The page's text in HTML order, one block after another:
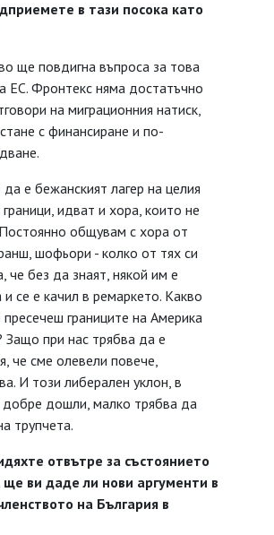
в тази посока като
ще повдигна въпроса за това
ЕС. Фронтекс няма достатъчно
на миграционния натиск,
с финансиране и по-
е бежанският лагер на целия
идват и хора, които не
общувам с хора от
шофьори - колко от тях си
че без да знаят, някой им е
и се е качил в ремаркето. Какво
границите на Америка
Защо при нас трябва да е
че сме олевели повече,
И този либерален уклон, в
добре дошли, малко трябва да
трупчета.
отвътре за състоянието
ви даде ли нови аргументи в
на България в